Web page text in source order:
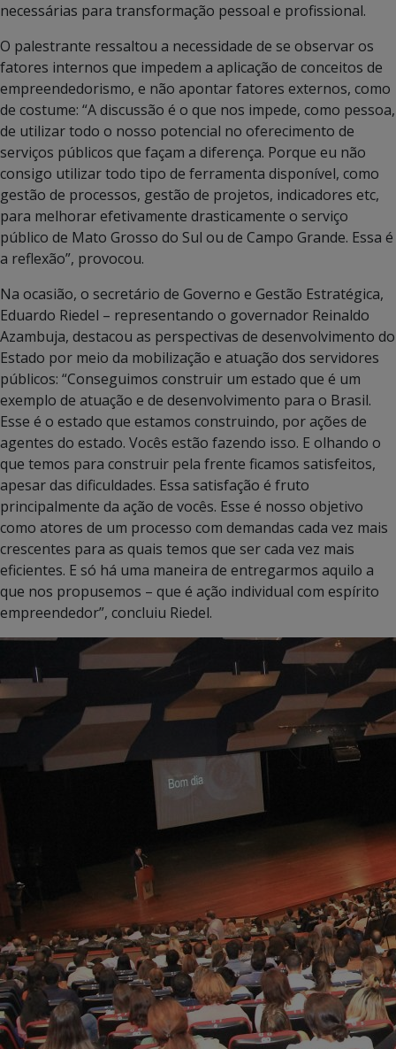
necessárias para transformação pessoal e profissional.
O palestrante ressaltou a necessidade de se observar os
fatores internos que impedem a aplicação de conceitos de
empreendedorismo, e não apontar fatores externos, como
de costume: “A discussão é o que nos impede, como pessoa,
de utilizar todo o nosso potencial no oferecimento de
serviços públicos que façam a diferença. Porque eu não
consigo utilizar todo tipo de ferramenta disponível, como
gestão de processos, gestão de projetos, indicadores etc,
para melhorar efetivamente drasticamente o serviço
público de Mato Grosso do Sul ou de Campo Grande. Essa é
a reflexão”, provocou.
Na ocasião, o secretário de Governo e Gestão Estratégica,
Eduardo Riedel – representando o governador Reinaldo
Azambuja, destacou as perspectivas de desenvolvimento do
Estado por meio da mobilização e atuação dos servidores
públicos: “Conseguimos construir um estado que é um
exemplo de atuação e de desenvolvimento para o Brasil.
Esse é o estado que estamos construindo, por ações de
agentes do estado. Vocês estão fazendo isso. E olhando o
que temos para construir pela frente ficamos satisfeitos,
apesar das dificuldades. Essa satisfação é fruto
principalmente da ação de vocês. Esse é nosso objetivo
como atores de um processo com demandas cada vez mais
crescentes para as quais temos que ser cada vez mais
eficientes. E só há uma maneira de entregarmos aquilo a
que nos propusemos – que é ação individual com espírito
empreendedor”, concluiu Riedel.